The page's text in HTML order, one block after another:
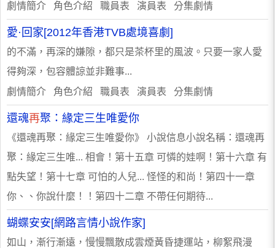
劇情簡介 角色介紹 職員表 演員表 分集劇情
愛·回家[2012年香港TVB處境喜劇]
的不滿，再深的嫌隙，都只是茶杯里的風波。只要一家人愛
得夠深，包容體諒並非難事...
劇情簡介 角色介紹 職員表 演員表 分集劇情
還魂再聚：緣定三生唯愛你
《還魂再聚：緣定三生唯愛你》 小說信息小說名稱：還魂再
聚：緣定三生唯... 相會！第十五章 可憐的娃啊！第十六章 有
點失望！第十七章 可怕的人兒... 怪怪的和尚！第四十一章
你、、你說什麼！！第四十二章 不帶任何期待...
蝴蝶安安[網路言情小說作家]
如山，漸行漸遠，慢慢飄散成雲煙黃昏捷運站，柳絮飛漫